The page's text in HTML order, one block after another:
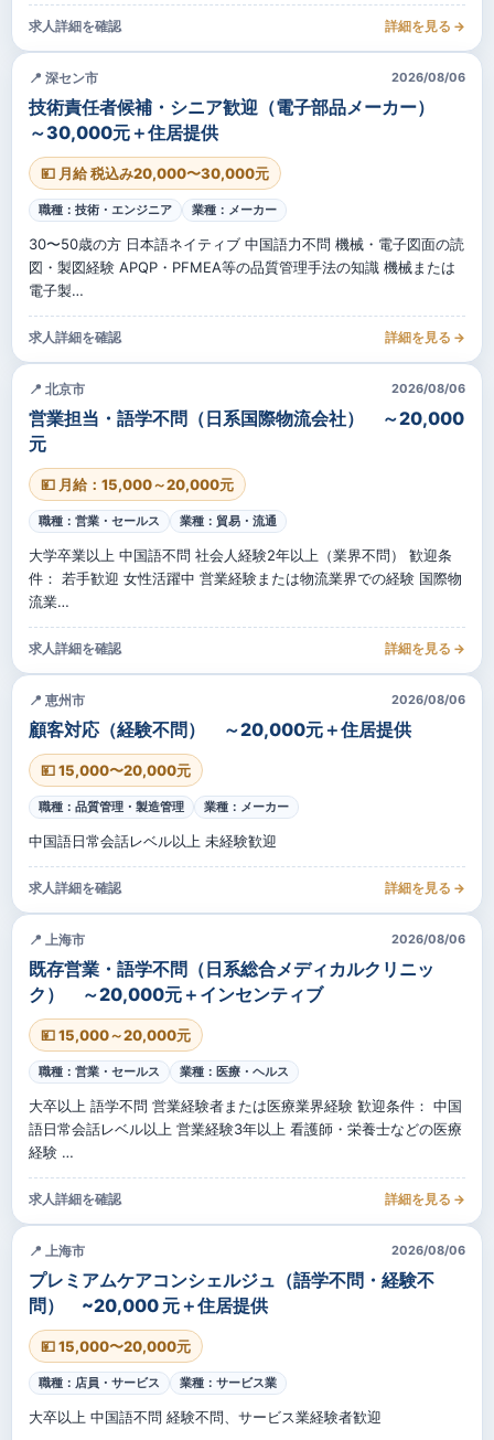
求人詳細を確認 詳細を見る →
📍 深セン市 2026/08/06
技術責任者候補・シニア歓迎（電子部品メーカー）
～30,000元＋住居提供
💴 月給 税込み20,000〜30,000元
職種：技術・エンジニア 業種：メーカー
30〜50歳の方 日本語ネイティブ 中国語力不問 機械・電子図面の読
図・製図経験 APQP・PFMEA等の品質管理手法の知識 機械または
電子製…
求人詳細を確認 詳細を見る →
📍 北京市 2026/08/06
営業担当・語学不問（日系国際物流会社） ～20,000
元
💴 月給：15,000～20,000元
職種：営業・セールス 業種：貿易・流通
大学卒業以上 中国語不問 社会人経験2年以上（業界不問） 歓迎条
件： 若手歓迎 女性活躍中 営業経験または物流業界での経験 国際物
流業…
求人詳細を確認 詳細を見る →
📍 恵州市 2026/08/06
顧客対応（経験不問） ～20,000元＋住居提供
💴 15,000〜20,000元
職種：品質管理・製造管理 業種：メーカー
中国語日常会話レベル以上 未経験歓迎
求人詳細を確認 詳細を見る →
📍 上海市 2026/08/06
既存営業・語学不問（日系総合メディカルクリニッ
ク） ～20,000元＋インセンティブ
💴 15,000～20,000元
職種：営業・セールス 業種：医療・ヘルス
大卒以上 語学不問 営業経験者または医療業界経験 歓迎条件： 中国
語日常会話レベル以上 営業経験3年以上 看護師・栄養士などの医療
経験 …
求人詳細を確認 詳細を見る →
📍 上海市 2026/08/06
プレミアムケアコンシェルジュ（語学不問・経験不
問） ~20,000 元＋住居提供
💴 15,000〜20,000元
職種：店員・サービス 業種：サービス業
大卒以上 中国語不問 経験不問、サービス業経験者歓迎